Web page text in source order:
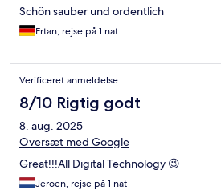
Schön sauber und ordentlich
Ertan, rejse på 1 nat
Verificeret anmeldelse
8/10 Rigtig godt
8. aug. 2025
Oversæt med Google
Great!!!All Digital Technology 😉
Jeroen, rejse på 1 nat